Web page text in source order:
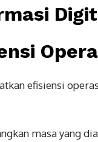
efisiensi
masa yang